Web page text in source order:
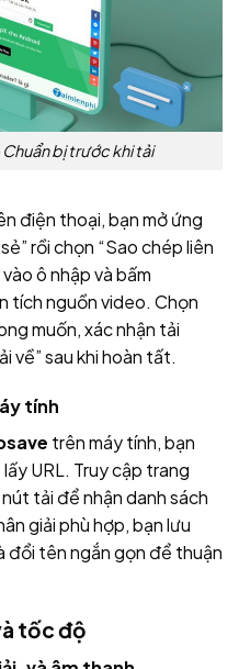
bị trước khi tải
điện thoại, bạn mở ứng
rồi chọn “Sao chép liên
ô nhập và bấm
tích nguồn video. Chọn
muốn, xác nhận tải
về” sau khi hoàn tất.
tính
trên máy tính, bạn
URL. Truy cập trang
tải để nhận danh sách
giải phù hợp, bạn lưu
đổi tên ngắn gọn để thuận
tốc độ